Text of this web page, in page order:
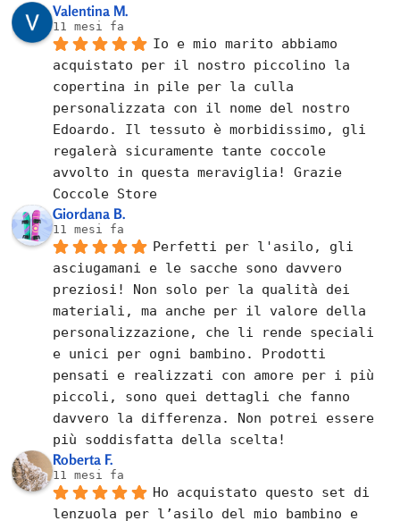
Valentina M.
11 mesi fa
Io e mio marito abbiamo
acquistato per il nostro piccolino la
copertina in pile per la culla
personalizzata con il nome del nostro
Edoardo. Il tessuto è morbidissimo, gli
regalerà sicuramente tante coccole
avvolto in questa meraviglia! Grazie
Coccole Store
Giordana B.
11 mesi fa
Perfetti per l'asilo, gli
asciugamani e le sacche sono davvero
preziosi! Non solo per la qualità dei
materiali, ma anche per il valore della
personalizzazione, che li rende speciali
e unici per ogni bambino. Prodotti
pensati e realizzati con amore per i più
piccoli, sono quei dettagli che fanno
davvero la differenza. Non potrei essere
più soddisfatta della scelta!
Roberta F.
11 mesi fa
Ho acquistato questo set di
lenzuola per l’asilo del mio bambino e